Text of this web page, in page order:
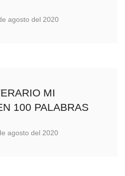
agosto del 2020
MI
100 PALABRAS
agosto del 2020